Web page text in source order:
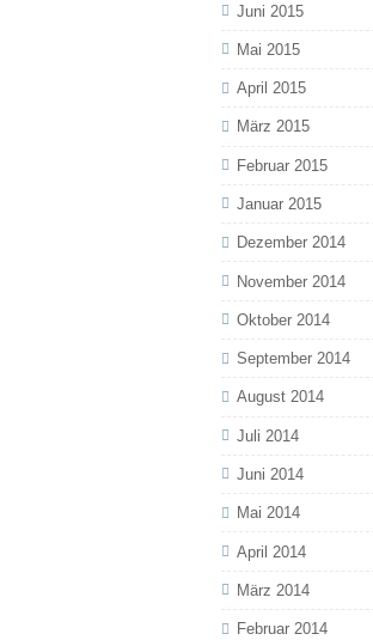
Juni 2015
Mai 2015
April 2015
März 2015
Februar 2015
Januar 2015
Dezember 2014
November 2014
Oktober 2014
September 2014
August 2014
Juli 2014
Juni 2014
Mai 2014
April 2014
März 2014
Februar 2014